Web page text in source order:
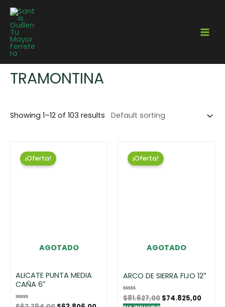
Home
TRAMONTINA
Showing 1–12 of 103 results
AGOTADO
¡Oferta!
ALICATE PUNTA MEDIA
CAÑA 6″
Rated
AGOTADO
¡Oferta!
ARCO DE SIERRA FIJO 12″
Rated
0
$81.627,00 $74.825,00